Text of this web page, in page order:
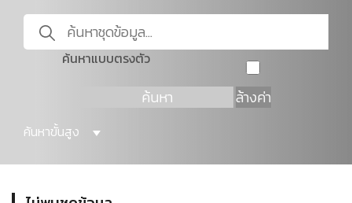
ค้นหาแบบตรงตัว
ค้นหา ล้างค่า
ค้นหาขั้นสูง